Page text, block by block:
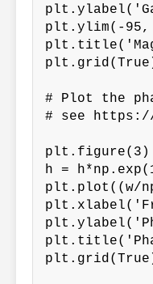
plt.ylim(-95,
# Plot the
# see https://
plt.figure(3)
h =
plt.plot((w/